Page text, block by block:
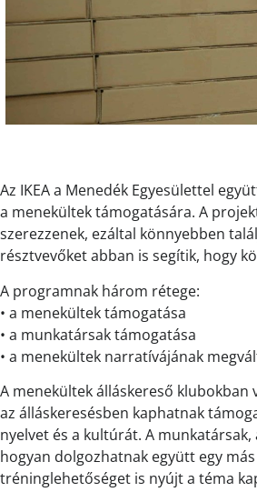
Az IKEA a Menedék Egyesülettel
a menekültek támogatására. A
szerezzenek, ezáltal könnyebben
résztvevőket abban is segítik, hogy
A programnak három rétege:
• a menekültek támogatása
• a munkatársak támogatása
• a menekültek narratívájának
A menekültek álláskereső
az álláskeresésben kaphatnak
nyelvet és a kultúrát. A
hogyan dolgozhatnak együtt egy
tréninglehetőséget is nyújt a téma